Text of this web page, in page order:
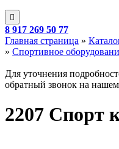
8 917 269 50 77
Главная страница »
» Спортивное
Для уточнения
обратный звонок на нашем
2207 Спорт